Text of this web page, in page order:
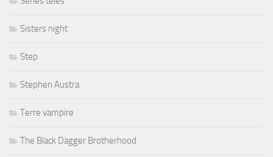
Sisters night
Step
Stephen Austra
Terre vampire
The Black Dagger Brotherhood